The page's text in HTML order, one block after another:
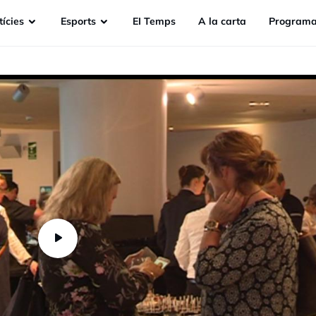
Esports EI Temps A la carta